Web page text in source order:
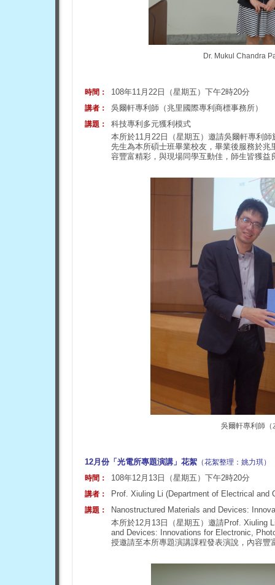
Dr. Mukul Chandra
時間： 108年11月22日（星期五）下午2時20分
講者： 吳爾軒專利師（兆里國際專利商標事務所）
講題：
科技專利多元獲利模式
本所於11月22日（星期五）邀請吳爾軒專利
先生為本所碩士班畢業校友，畢業後服務於
容豐富精彩，與現場同學互動佳，師生皆獲益
吳爾軒專利師（
12月份「光電所專題演講」花絮 （花絮整理：姚力琪）
時間：
108年12月13日（星期五）下午2時20分
講者： Prof. Xiuling Li (Department of Electrical
講題：
Nanostructured Materials and Devices:
本所於12月13日（星期五）邀請Prof. Xiuling
and Devices: Innovations for Electronic,
授邀請至本所專題演講課程發表演說，內容